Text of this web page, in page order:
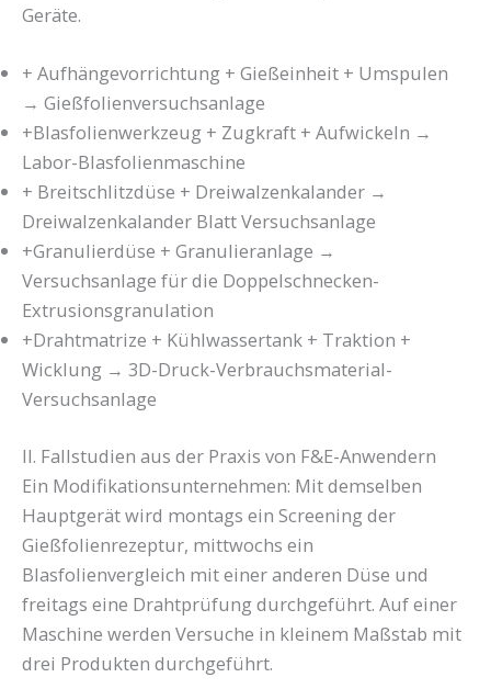
Geräte.
+ Aufhängevorrichtung + Gießeinheit + Umspulen
→ Gießfolienversuchsanlage
+Blasfolienwerkzeug + Zugkraft + Aufwickeln →
Labor-Blasfolienmaschine
+ Breitschlitzdüse + Dreiwalzenkalander →
Dreiwalzenkalander Blatt Versuchsanlage
+Granulierdüse + Granulieranlage →
Versuchsanlage für die Doppelschnecken-
Extrusionsgranulation
+Drahtmatrize + Kühlwassertank + Traktion +
Wicklung → 3D-Druck-Verbrauchsmaterial-
Versuchsanlage
II. Fallstudien aus der Praxis von F&E-Anwendern
Ein Modifikationsunternehmen: Mit demselben
Hauptgerät wird montags ein Screening der
Gießfolienrezeptur, mittwochs ein
Blasfolienvergleich mit einer anderen Düse und
freitags eine Drahtprüfung durchgeführt. Auf einer
Maschine werden Versuche in kleinem Maßstab mit
drei Produkten durchgeführt.